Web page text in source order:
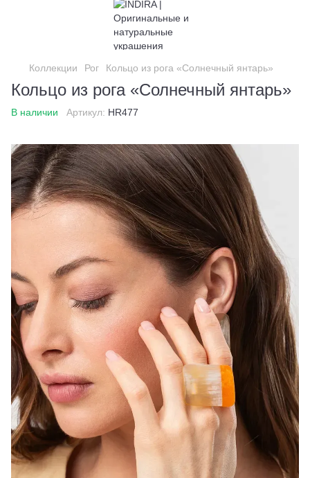
Коллекции Рог Кольцо из рога «Солнечный янтарь»
Кольцо из рога «Солнечный янтарь»
В наличии Артикул: HR477